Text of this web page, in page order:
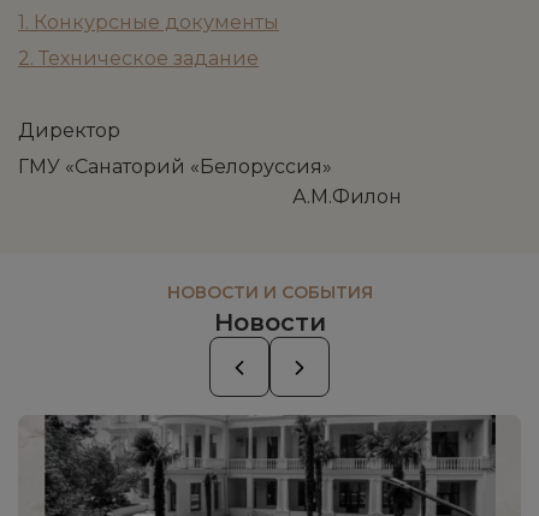
1. Конкурсные документы
2. Техническое задание
Директор
ГМУ «Санаторий «Белоруссия»
А.М.Филон
НОВОСТИ И СОБЫТИЯ
Новости